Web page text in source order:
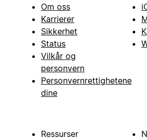
Om oss
Karrierer
Sikkerhet
Status
Vilkår og
personvern
Personvernrettighetene
dine
Ressurser